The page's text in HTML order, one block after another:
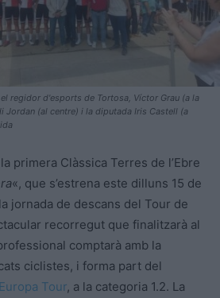
regidor d'esports de Tortosa, Víctor Grau (a la
Jordan (al centre) i la diputada Iris Castell (a
primera Clàssica Terres de l’Ebre
«, que s’estrena este dilluns 15 de
jornada de descans del Tour de
recorregut que finalitzarà al
comptarà amb la
ciclistes, i forma part del
Tour, a la categoria 1.2. La